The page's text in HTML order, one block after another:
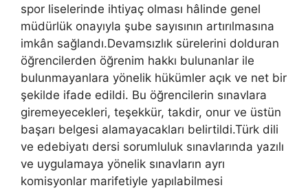
spor liselerinde ihtiyaç olması hâlinde genel
müdürlük onayıyla şube sayısının artırılmasına
imkân sağlandı.Devamsızlık sürelerini dolduran
öğrencilerden öğrenim hakkı bulunanlar ile
bulunmayanlara yönelik hükümler açık ve net bir
şekilde ifade edildi. Bu öğrencilerin sınavlara
giremeyecekleri, teşekkür, takdir, onur ve üstün
başarı belgesi alamayacakları belirtildi.Türk dili
ve edebiyatı dersi sorumluluk sınavlarında yazılı
ve uygulamaya yönelik sınavların ayrı
komisyonlar marifetiyle yapılabilmesi